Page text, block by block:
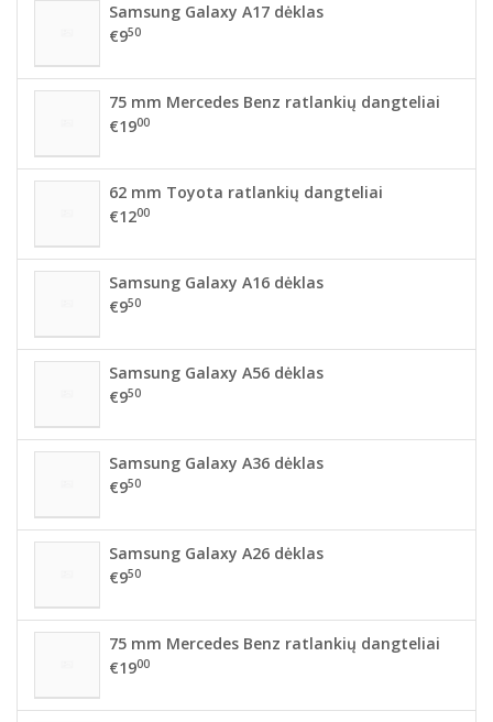
Samsung Galaxy A17 dėklas
€950
75 mm Mercedes Benz ratlankių dangteliai
€1900
62 mm Toyota ratlankių dangteliai
€1200
Samsung Galaxy A16 dėklas
€950
Samsung Galaxy A56 dėklas
€950
Samsung Galaxy A36 dėklas
€950
Samsung Galaxy A26 dėklas
€950
75 mm Mercedes Benz ratlankių dangteliai
€1900